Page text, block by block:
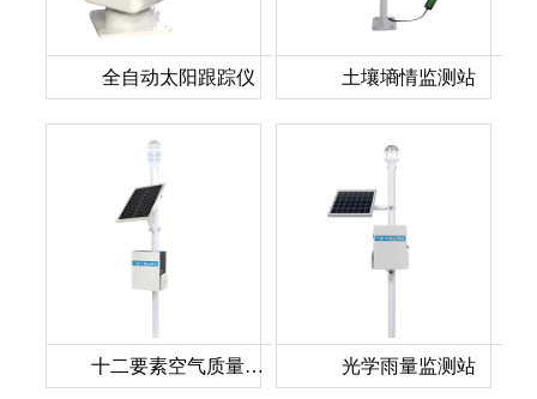
全自动太阳跟踪仪 土壤墒情监测站
十二要素空气质量监测站 光学雨量监测站